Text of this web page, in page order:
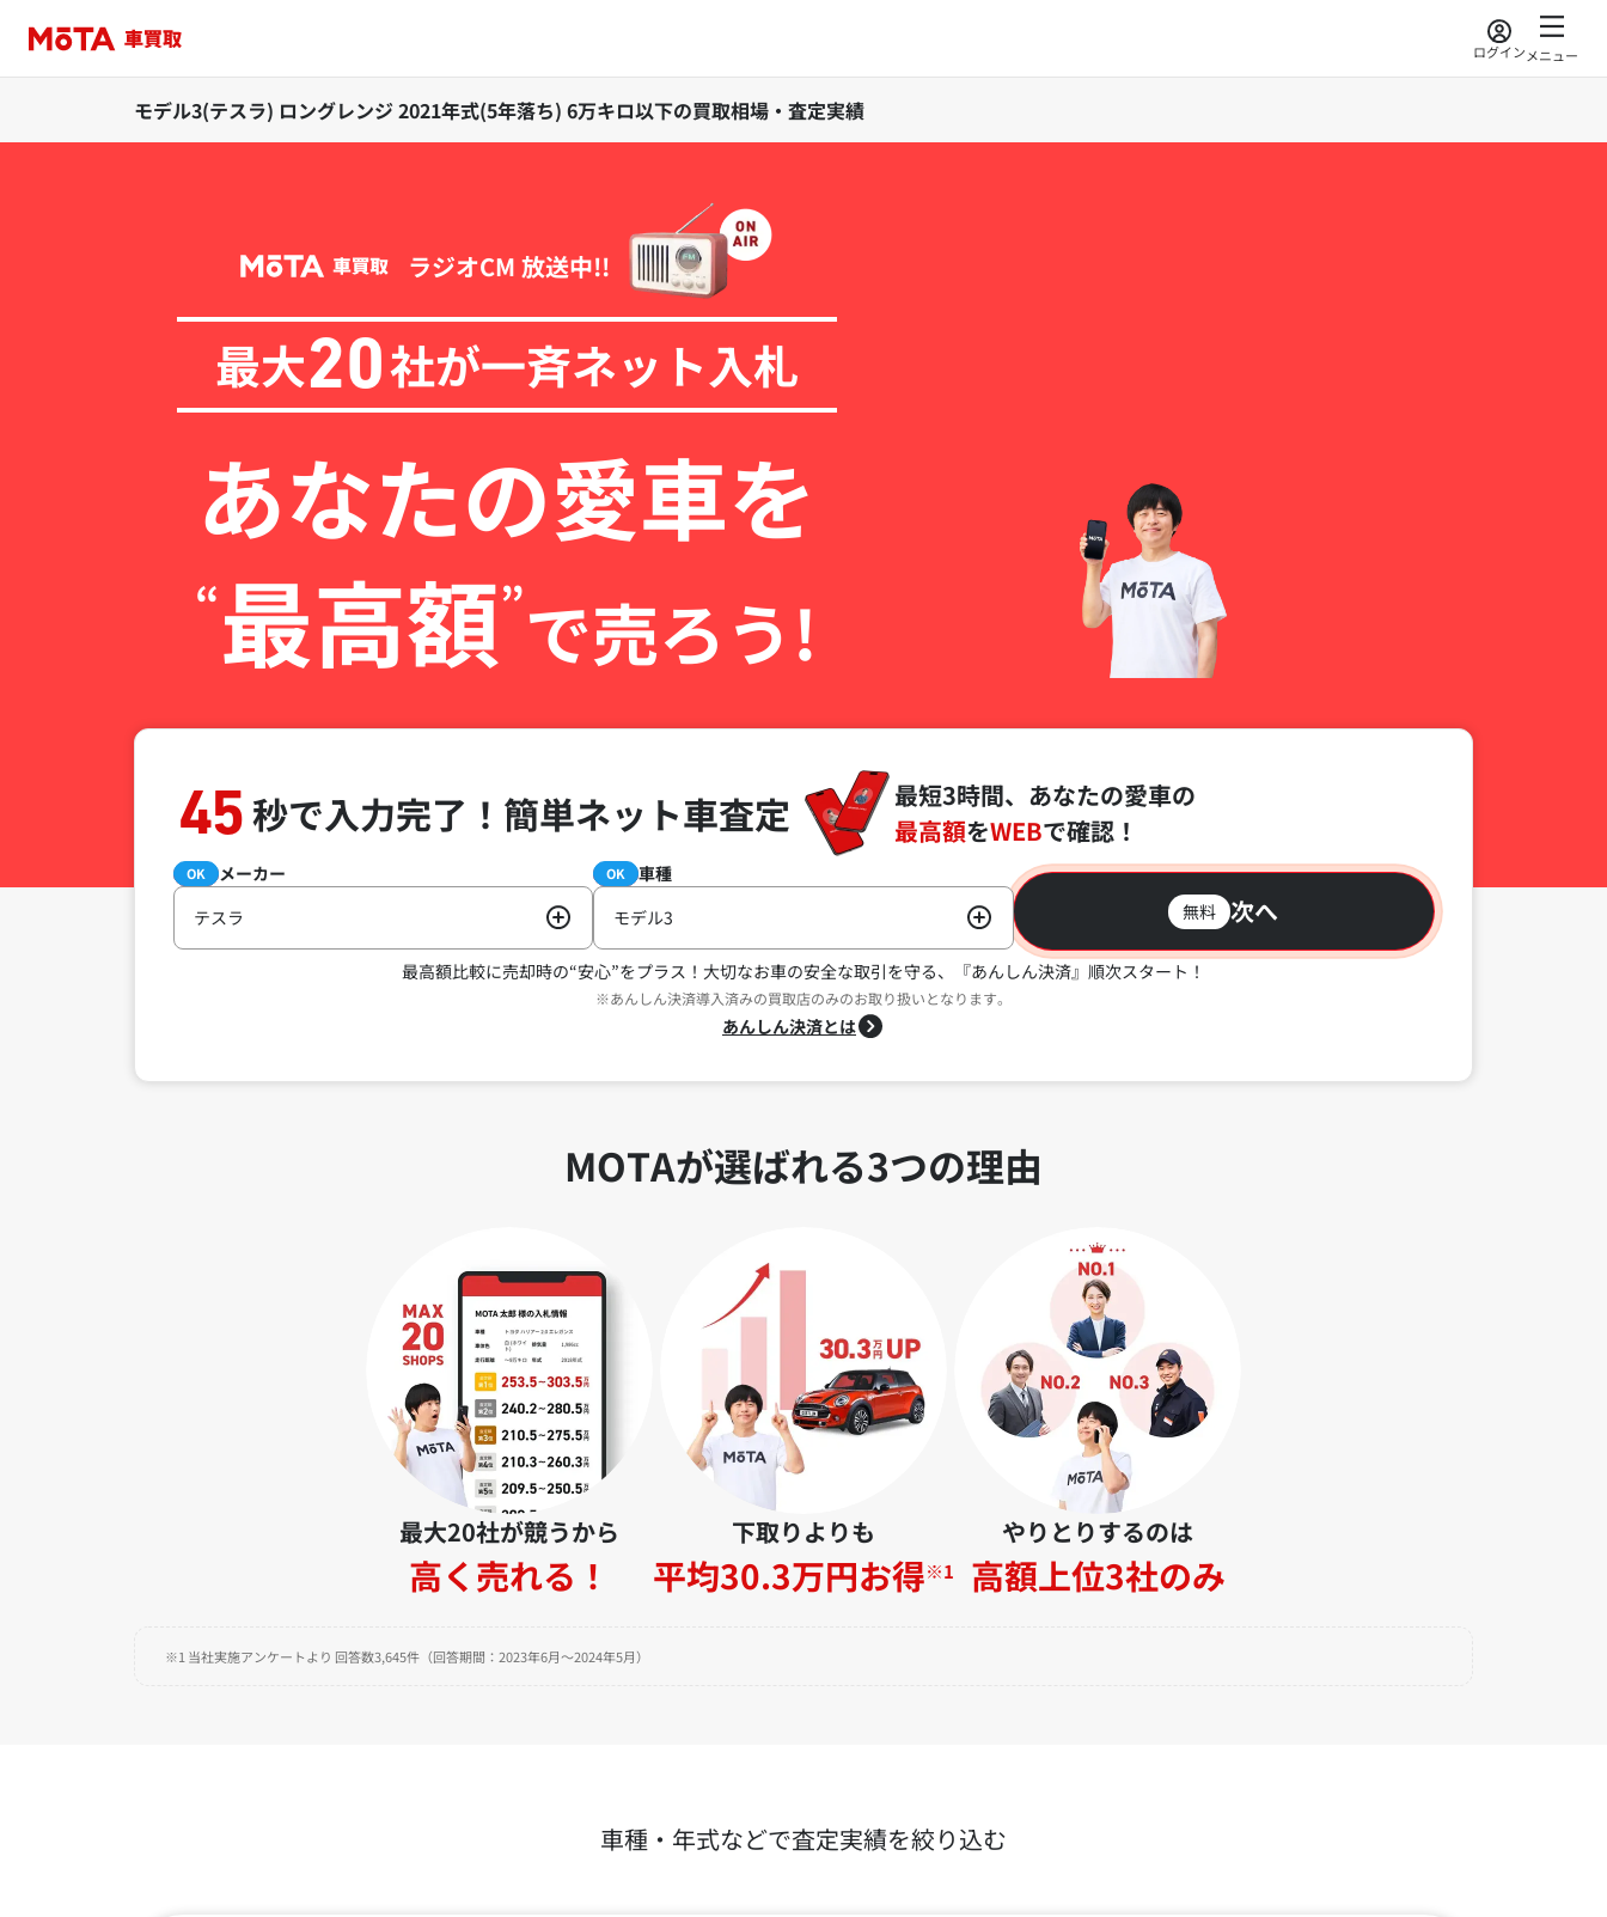
ログインメニュー
モデル3(テスラ) ロングレンジ 2021年式(5年落ち) 6万キロ以下の買取相場・査定実績
ラジオCM 放送中!!
最大20社が一斉ネット入札
あなたの愛車を
“最高額”で売ろう!
45秒で入力完了！ 簡単ネット車査定
最短3時間、あなたの愛車の
最高額をWEBで確認！
必須 メーカー
OK
テスラ
必須 車種
OK
モデル3 無料 次へ
最高額比較に売却時の“安心”をプラス！ 大切なお車の安全な取引を守る、『あんしん決済』順次スタート！
※あんしん決済導入済みの買取店のみのお取り扱いとなります。
あんしん決済とは
MOTAが選ばれる3つの理由
最大20社が競うから
高く売れる！
下取りよりも
平均30.3万円お得※1
やりとりするのは
高額上位3社のみ
※1 当社実施アンケートより 回答数3,645件（回答期間：2023年6月～2024年5月）
車種・年式などで査定実績を絞り込む